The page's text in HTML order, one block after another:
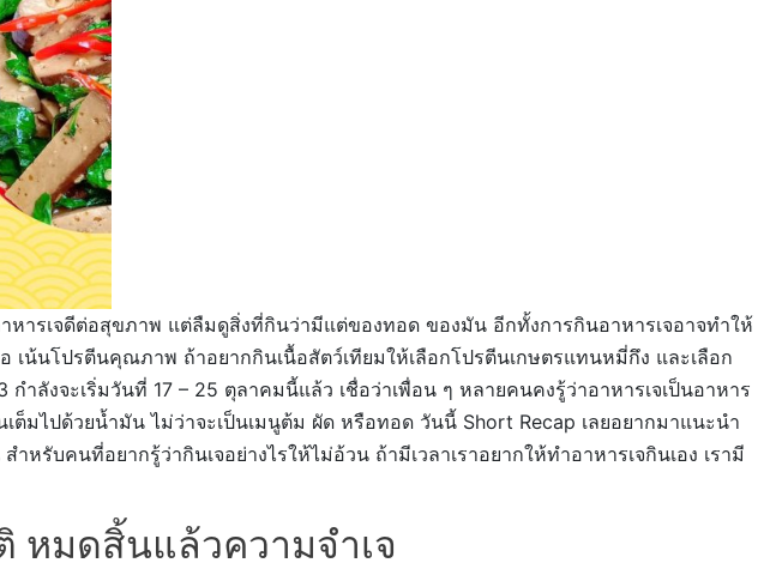
ารเจดีต่อสุขภาพ แต่ลืมดูสิ่งที่กินว่ามีแต่ของทอด ของมัน อีกทั้งการกินอาหารเจอาจทำให้
เน้นโปรตีนคุณภาพ ถ้าอยากกินเนื้อสัตว์เทียมให้เลือกโปรตีนเกษตรแทนหมี่กึง และเลือก
ลังจะเริ่มวันที่ 17 – 25 ตุลาคมนี้แล้ว เชื่อว่าเพื่อน ๆ หลายคนคงรู้ว่าอาหารเจเป็นอาหาร
ต็มไปด้วยน้ำมัน ไม่ว่าจะเป็นเมนูต้ม ผัด หรือทอด วันนี้ Short Recap เลยอยากมาแนะนำ
รับคนที่อยากรู้ว่ากินเจอย่างไรให้ไม่อ้วน ถ้ามีเวลาเราอยากให้ทำอาหารเจกินเอง เรามี
หมดสิ้นแล้วความจำเจ